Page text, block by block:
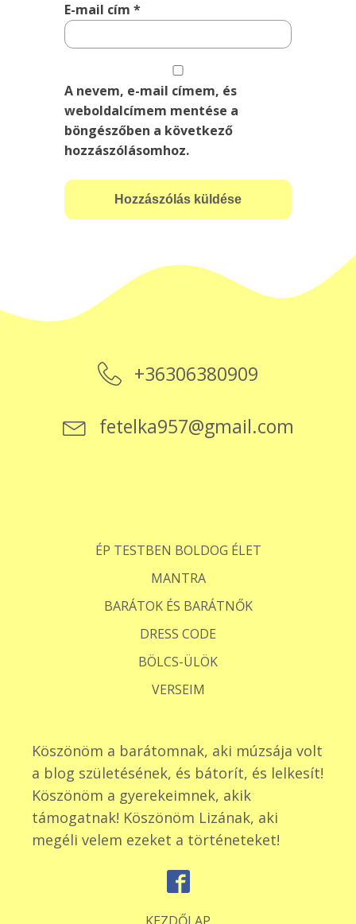
E-mail cím*
A nevem, e-mail címem, és
weboldalcímem mentése a
böngészőben a következő
hozzászólásomhoz.
+36306380909
fetelka957@gmail.com
ÉP TESTBEN BOLDOG ÉLET
MANTRA
BARÁTOK ÉS BARÁTNŐK
DRESS CODE
BÖLCS-ÜLÖK
VERSEIM
Köszönöm a barátomnak, aki múzsája volt
a blog születésének, és bátorít, és lelkesít!
Köszönöm a gyerekeimnek, akik
támogatnak! Köszönöm Lizának, aki
megéli velem ezeket a történeteket!